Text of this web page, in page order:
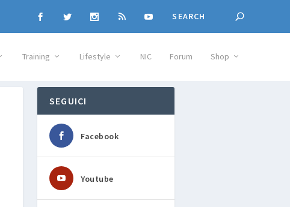
Training Lifestyle NIC Forum Shop
SEGUICI
Facebook
Youtube